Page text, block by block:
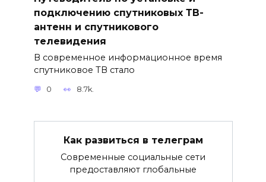
подключению спутниковых ТВ-
антенн и спутникового
телевидения
В современное информационное время
спутниковое ТВ стало
0 8.7k.
Как развиться в телеграм
Современные социальные сети
предоставляют глобальные